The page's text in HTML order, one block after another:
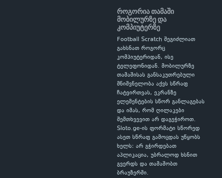
როგორია თამაში
მობილურზე და
კომპიუტერზე
Football Scratch შეგიძლიათ
გახსნათ როგორც
კომპიუტერიდან, ისე
ტელეფონიდან. მობილურზე
თამაშისას განსაკუთრებული
მნიშვნელობა აქვს სწრაფ
ჩატვირთვას, ეკრანზე
ელემენტების სწორ განლაგებას
და იმას, რომ ღილაკები
შემთხვევით არ დაგეჭიროთ.
Sloto.ge-ის ფორმატი სწორედ
ასეთ სწრაფ გამოცდას უწყობს
ხელს: არ გჭირდებათ
აპლიკაცია, უბრალოდ ხსნით
გვერდს და თამაშობთ
ბრაუზერში.